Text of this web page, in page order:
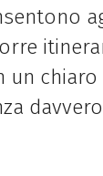
un
davvero